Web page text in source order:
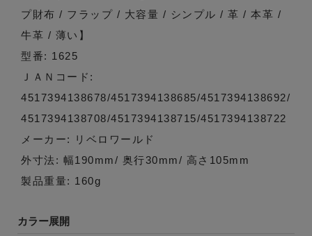
プ財布 / フラップ / 大容量 / シンプル / 革 / 本革 /
牛革 / 薄い】
型番: 1625
ＪＡＮコード:
4517394138678/4517394138685/4517394138692/
4517394138708/4517394138715/4517394138722
メーカー: リベロワールド
外寸法: 幅190mm/ 奥行30mm/ 高さ105mm
製品重量: 160g
カラー展開